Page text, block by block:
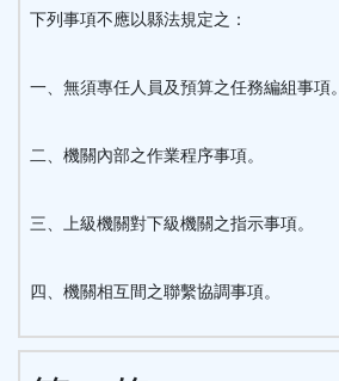
下列事項不應以縣法規定之：
一、無須專任人員及預算之任務編組事項。
二、機關內部之作業程序事項。
三、上級機關對下級機關之指示事項。
四、機關相互間之聯繫協調事項。